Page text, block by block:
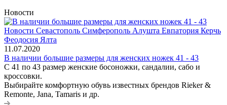
Новости
11.07.2020
В наличии большие размеры для женских ножек 41 - 43
С 41 по 43 размер женские босоножки, сандалии, сабо и
кроссовки.
Выбирайте комфортную обувь известных брендов Rieker &
Remonte, Jana, Tamaris и др.